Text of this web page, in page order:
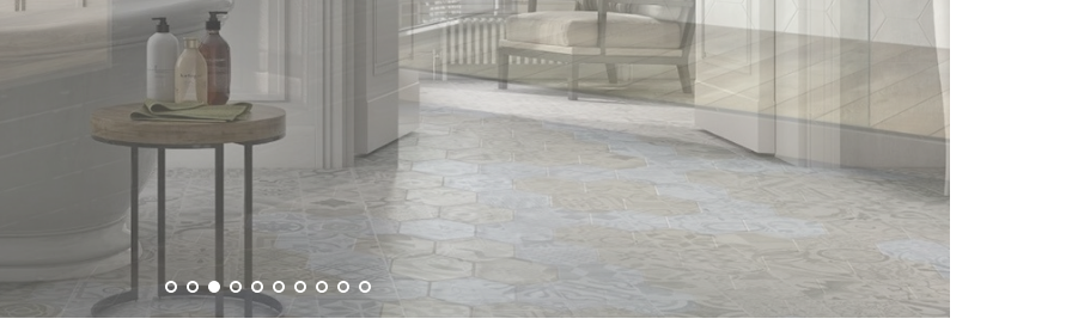
開車：中山路1段 到永平路路口(樂華夜市口)門口可停車
捷運： 中和線【頂溪站 2 號出口】往中山路1段139號約10分鐘